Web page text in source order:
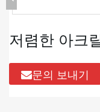
저렴한 아크
문의 보내기